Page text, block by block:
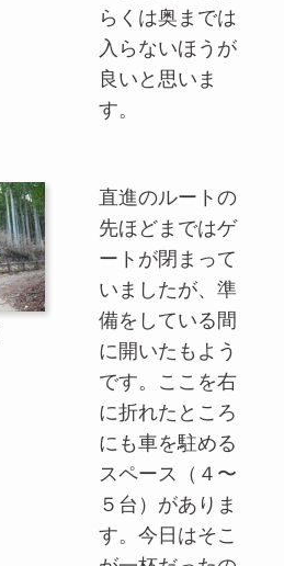
らくは奥までは
入らないほうが
良いと思いま
す。
直進のルートの
先ほどまではゲ
ートが閉まって
いましたが、準
備をしている間
に開いたもよう
です。ここを右
に折れたところ
にも車を駐める
スペース（４〜
５台）がありま
す。今日はそこ